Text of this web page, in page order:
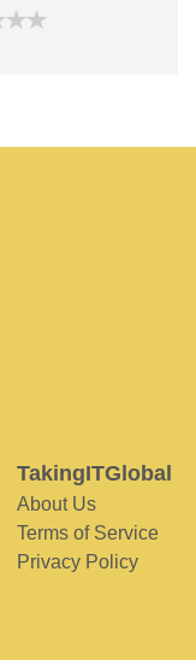
TakingITGlobal
About Us
Terms of Service
Privacy Policy